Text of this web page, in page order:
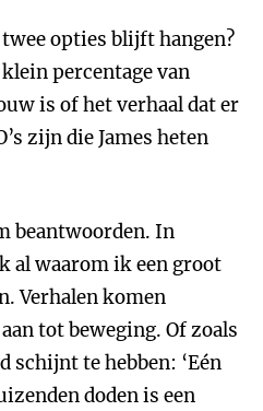
twee opties blijft hangen?
percentage van
is of het verhaal dat er
zijn die James heten
beantwoorden. In
al waarom ik een groot
Verhalen komen
tot beweging. Of zoals
schijnt te hebben: ‘Eén
doden is een